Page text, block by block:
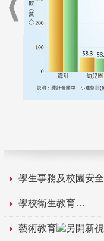
學生事務及校園安全
學校衛生教育
藝術教育